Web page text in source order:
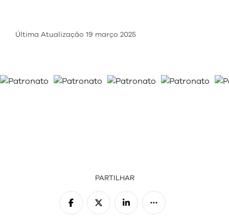
Última Atualização 19 março 2025
PARTILHAR